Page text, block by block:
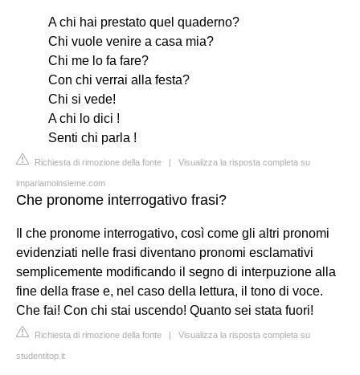
A chi hai prestato quel quaderno?
Chi vuole venire a casa mia?
Chi me lo fa fare?
Con chi verrai alla festa?
Chi si vede!
A chi lo dici !
Senti chi parla !
Richiesta di rimozione della fonte | Visualizza la risposta completa su
impariamoinsieme.com
Che pronome interrogativo frasi?
Il che pronome interrogativo, così come gli altri pronomi
evidenziati nelle frasi diventano pronomi esclamativi
semplicemente modificando il segno di interpuzione alla
fine della frase e, nel caso della lettura, il tono di voce.
Che fai! Con chi stai uscendo! Quanto sei stata fuori!
Richiesta di rimozione della fonte | Visualizza la risposta completa su
studentitop.it